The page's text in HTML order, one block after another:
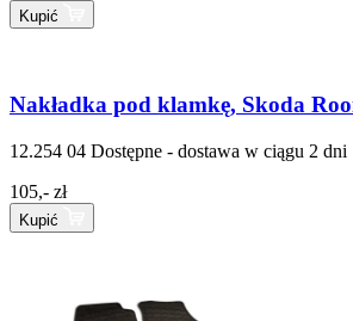
Kupić
Nakładka pod klamkę, Skoda
12.254 04 Dostępne - dostawa w ciągu 2 dni
105,- zł
Kupić